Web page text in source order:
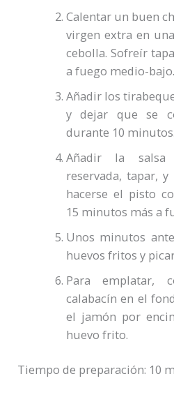
Calentar un buen
virgen extra en
cebolla. Sofreír
a fuego medio-bajo.
Añadir los
y dejar que se
durante 10 minutos.
Añadir la salsa
reservada, tapar,
hacerse el pisto
15 minutos más a
Unos minutos
huevos fritos y
Para emplatar,
calabacín en el
el jamón por
huevo frito.
Tiempo de preparación: 10